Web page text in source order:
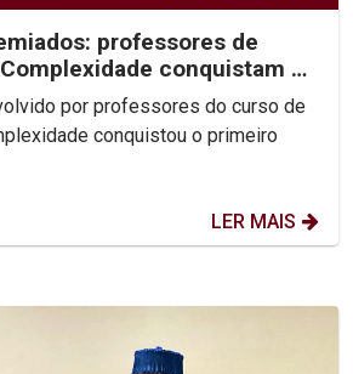
professores de
conquistam 1º
por professores do curso de
conquistou o primeiro
LER MAIS